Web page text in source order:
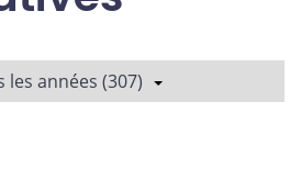
les années (307)